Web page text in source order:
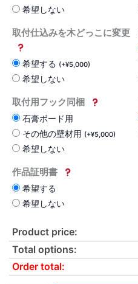
希望しない
取付仕込みを木どっこに変更
希望する (+¥5,000)
希望しない
取付用フック同梱
石膏ボード用
その他の壁材用 (+¥5,000)
希望しない
作品証明書
希望する
希望しない
Product price:
Total options:
Order total: